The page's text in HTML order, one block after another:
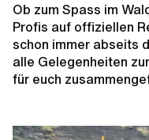
Ob zum Spass im
Profis auf offiziellen
schon immer abseits
alle Gelegenheiten
für euch